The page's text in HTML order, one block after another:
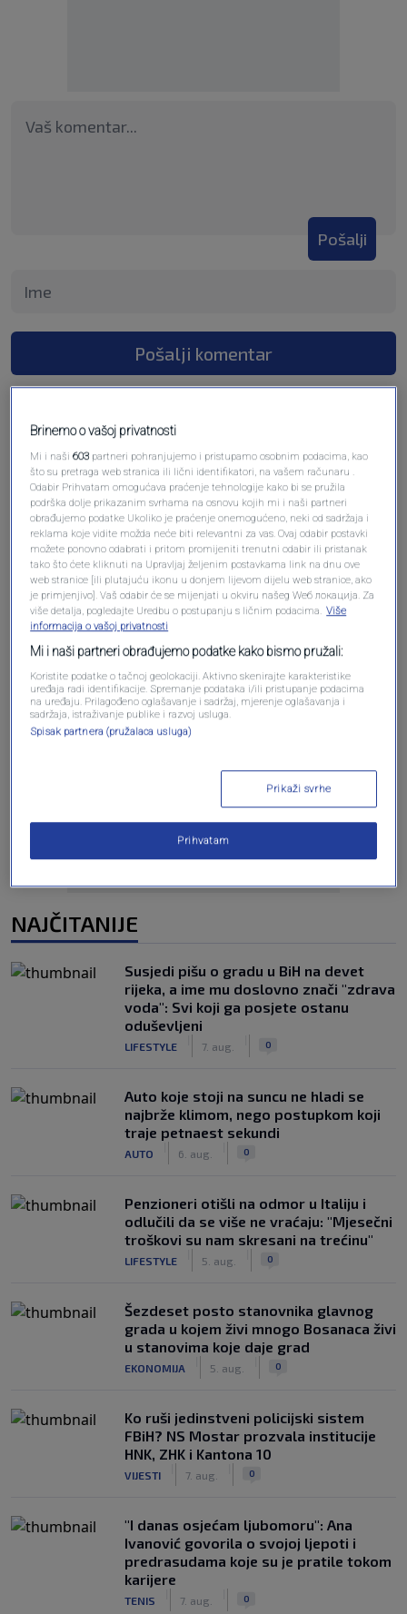
Pošalji
Pošalji komentar
Oglas
NAJČITANIJE
Susjedi pišu o gradu u BiH na devet
rijeka, a ime mu doslovno znači "zdrava
voda": Svi koji ga posjete ostanu
oduševljeni
LIFESTYLE 7. aug. 0
Auto koje stoji na suncu ne hladi se
najbrže klimom, nego postupkom koji
traje petnaest sekundi
AUTO 6. aug. 0
Penzioneri otišli na odmor u Italiju i
odlučili da se više ne vraćaju: "Mjesečni
troškovi su nam skresani na trećinu"
LIFESTYLE 5. aug. 0
Šezdeset posto stanovnika glavnog
grada u kojem živi mnogo Bosanaca živi
u stanovima koje daje grad
EKONOMIJA 5. aug. 0
Ko ruši jedinstveni policijski sistem
FBiH? NS Mostar prozvala institucije
HNK, ZHK i Kantona 10
VIJESTI 7. aug. 0
"I danas osjećam ljubomoru": Ana
Ivanović govorila o svojoj ljepoti i
predrasudama koje su je pratile tokom
karijere
TENIS 7. aug. 0
Brinemo o vašoj privatnosti
Mi i naši603 partneri pohranjujemo i pristupamo osobnim podacima, kao
što su pretraga web stranica ili lični identifikatori, na vašem računaru .
Odabir Prihvatam omogućava praćenje tehnologije kako bi se pružila
podrška dolje prikazanim svrhama na osnovu kojih mi i naši partneri
obrađujemo podatke Ukoliko je praćenje onemogućeno, neki od sadržaja i
reklama koje vidite možda neće biti relevantni za vas. Ovaj odabir postavki
možete ponovno odabrati i pritom promijeniti trenutni odabir ili pristanak
tako što ćete kliknuti na Upravljaj željenim postavkama link na dnu ove
web stranice [ili plutajuću ikonu u donjem lijevom dijelu web stranice, ako
je primjenjivo]. Vaš odabir će se mijenjati u okviru našeg Wеб локација. Za
više detalja, pogledajte Uredbu o postupanju s ličnim podacima. Više
informacija o vašoj privatnosti
Mi i naši partneri obrađujemo podatke kako bismo pružali:
Koristite podatke o tačnoj geolokaciji. Aktivno skenirajte karakteristike
uređaja radi identifikacije. Spremanje podataka i/ili pristupanje podacima
na uređaju. Prilagođeno oglašavanje i sadržaj, mjerenje oglašavanja i
sadržaja, istraživanje publike i razvoj usluga.
Spisak partnera (pružalaca usluga)
Prikaži svrhe
Prihvatam